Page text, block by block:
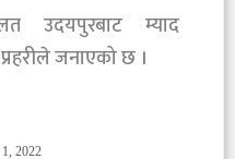
उदयपुरबाट म्याद
जनाएको छ ।
2022